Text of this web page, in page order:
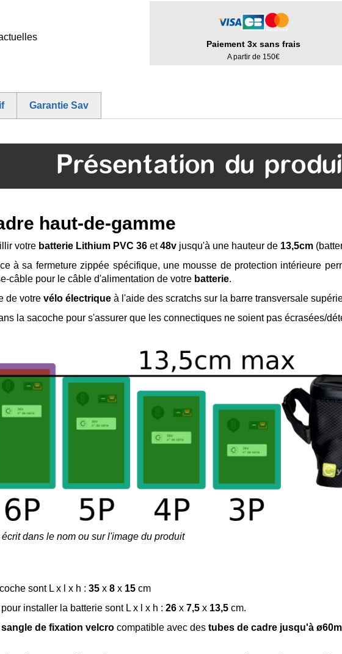
Paiement 3x sans frais
A partir de 150€
Garantie Sav
Présentation du
haut-de-gamme
votre batterie Lithium PVC 36 et48v jusqu'à une hauteur de 13,5cm
à sa fermeture zippée spécifique, une mousse de protection intérieure
câble pour le câble d'alimentation de votre batterie.
de votrevélo électrique à l'aide des scratchs sur la barre transversale
la sacoche pour s'assurer que les connectiques ne soient pas écrasées/
dans le nom ou sur l'image du produit
sont L x l x h :35 x8x 15cm
installer la batterie sont L x l x h :26 x 7,5x 13,5cm.
sangle de fixation velcro compatible avec destubes de cadre jusqu'à